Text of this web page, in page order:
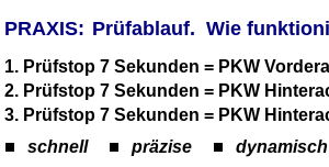
PRAXIS: Prüfablauf. Wie
1. Prüfstop 7 Sekunden = PKW
2. Prüfstop 7 Sekunden = PKW
3. Prüfstop 7 Sekunden = PKW
schnell
präzise dynamisch